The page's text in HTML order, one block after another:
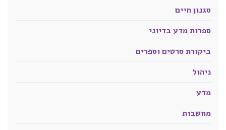
סגנון חיים
ספרות מדע בדיוני
ביקורת סרטים וספרים
ניהול
מדע
מחשבות